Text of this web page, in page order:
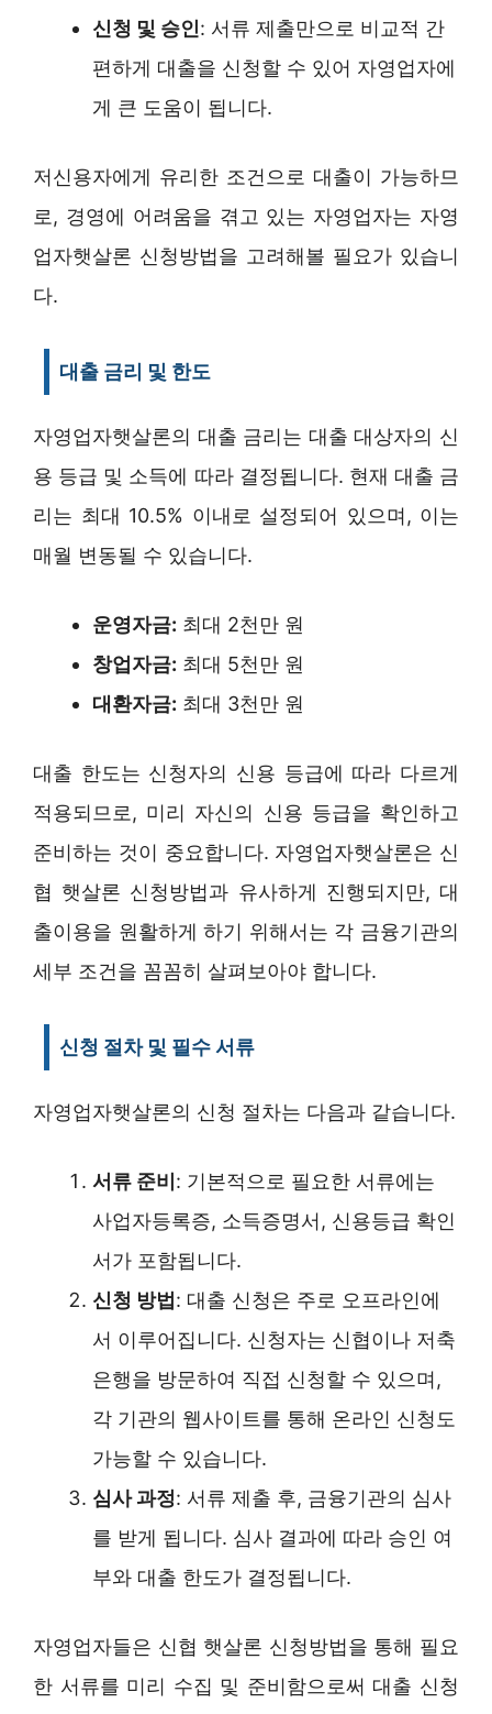
신청 및 승인: 서류 제출만으로 비교적 간
편하게 대출을 신청할 수 있어 자영업자에
게 큰 도움이 됩니다.
저신용자에게 유리한 조건으로 대출이 가능하므
로, 경영에 어려움을 겪고 있는 자영업자는 자영
업자햇살론 신청방법을 고려해볼 필요가 있습니
다.
대출 금리 및 한도
자영업자햇살론의 대출 금리는 대출 대상자의 신
용 등급 및 소득에 따라 결정됩니다. 현재 대출 금
리는 최대 10.5% 이내로 설정되어 있으며, 이는
매월 변동될 수 있습니다.
운영자금: 최대 2천만 원
창업자금: 최대 5천만 원
대환자금: 최대 3천만 원
대출 한도는 신청자의 신용 등급에 따라 다르게
적용되므로, 미리 자신의 신용 등급을 확인하고
준비하는 것이 중요합니다. 자영업자햇살론은 신
협 햇살론 신청방법과 유사하게 진행되지만, 대
출이용을 원활하게 하기 위해서는 각 금융기관의
세부 조건을 꼼꼼히 살펴보아야 합니다.
신청 절차 및 필수 서류
자영업자햇살론의 신청 절차는 다음과 같습니다.
서류 준비: 기본적으로 필요한 서류에는
사업자등록증, 소득증명서, 신용등급 확인
서가 포함됩니다.
신청 방법: 대출 신청은 주로 오프라인에
서 이루어집니다. 신청자는 신협이나 저축
은행을 방문하여 직접 신청할 수 있으며,
각 기관의 웹사이트를 통해 온라인 신청도
가능할 수 있습니다.
심사 과정: 서류 제출 후, 금융기관의 심사
를 받게 됩니다. 심사 결과에 따라 승인 여
부와 대출 한도가 결정됩니다.
자영업자들은 신협 햇살론 신청방법을 통해 필요
한 서류를 미리 수집 및 준비함으로써 대출 신청